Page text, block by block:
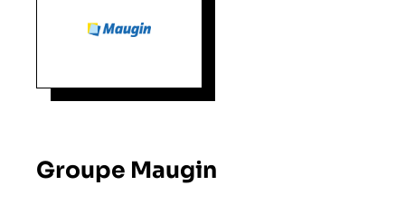
Groupe Maugin